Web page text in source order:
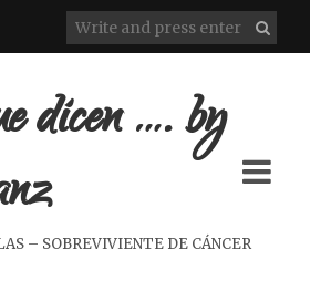
dicen …. by
– SOBREVIVIENTE DE CÁNCER